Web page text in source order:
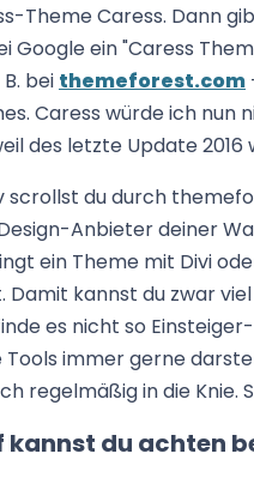
Theme Caress. Dann
Google ein "Caress
bei themeforest.com
Caress würde ich nun
des letzte Update 2016
scrollst du durch
Anbieter deiner
ein Theme mit Divi
Damit kannst du zwar
es nicht so
Tools immer gerne
regelmäßig in die Knie.
kannst du achten